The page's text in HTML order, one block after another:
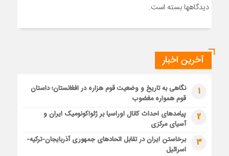
دیدگاهها بسته است.
آخرین اخبار
1
نگاهی به تاریخ و وضعیت قوم هزاره در افغانستان؛ داستان
قوم همواره مغضوب
2
پیامدهای احداث کانال اوراسیا بر ژئواکونومیک ایران و
آسیای مرکزی
3
برخاستن ایران در تقابل اتحادهای جمهوری آذربایجان-ترکیه-
اسرائیل